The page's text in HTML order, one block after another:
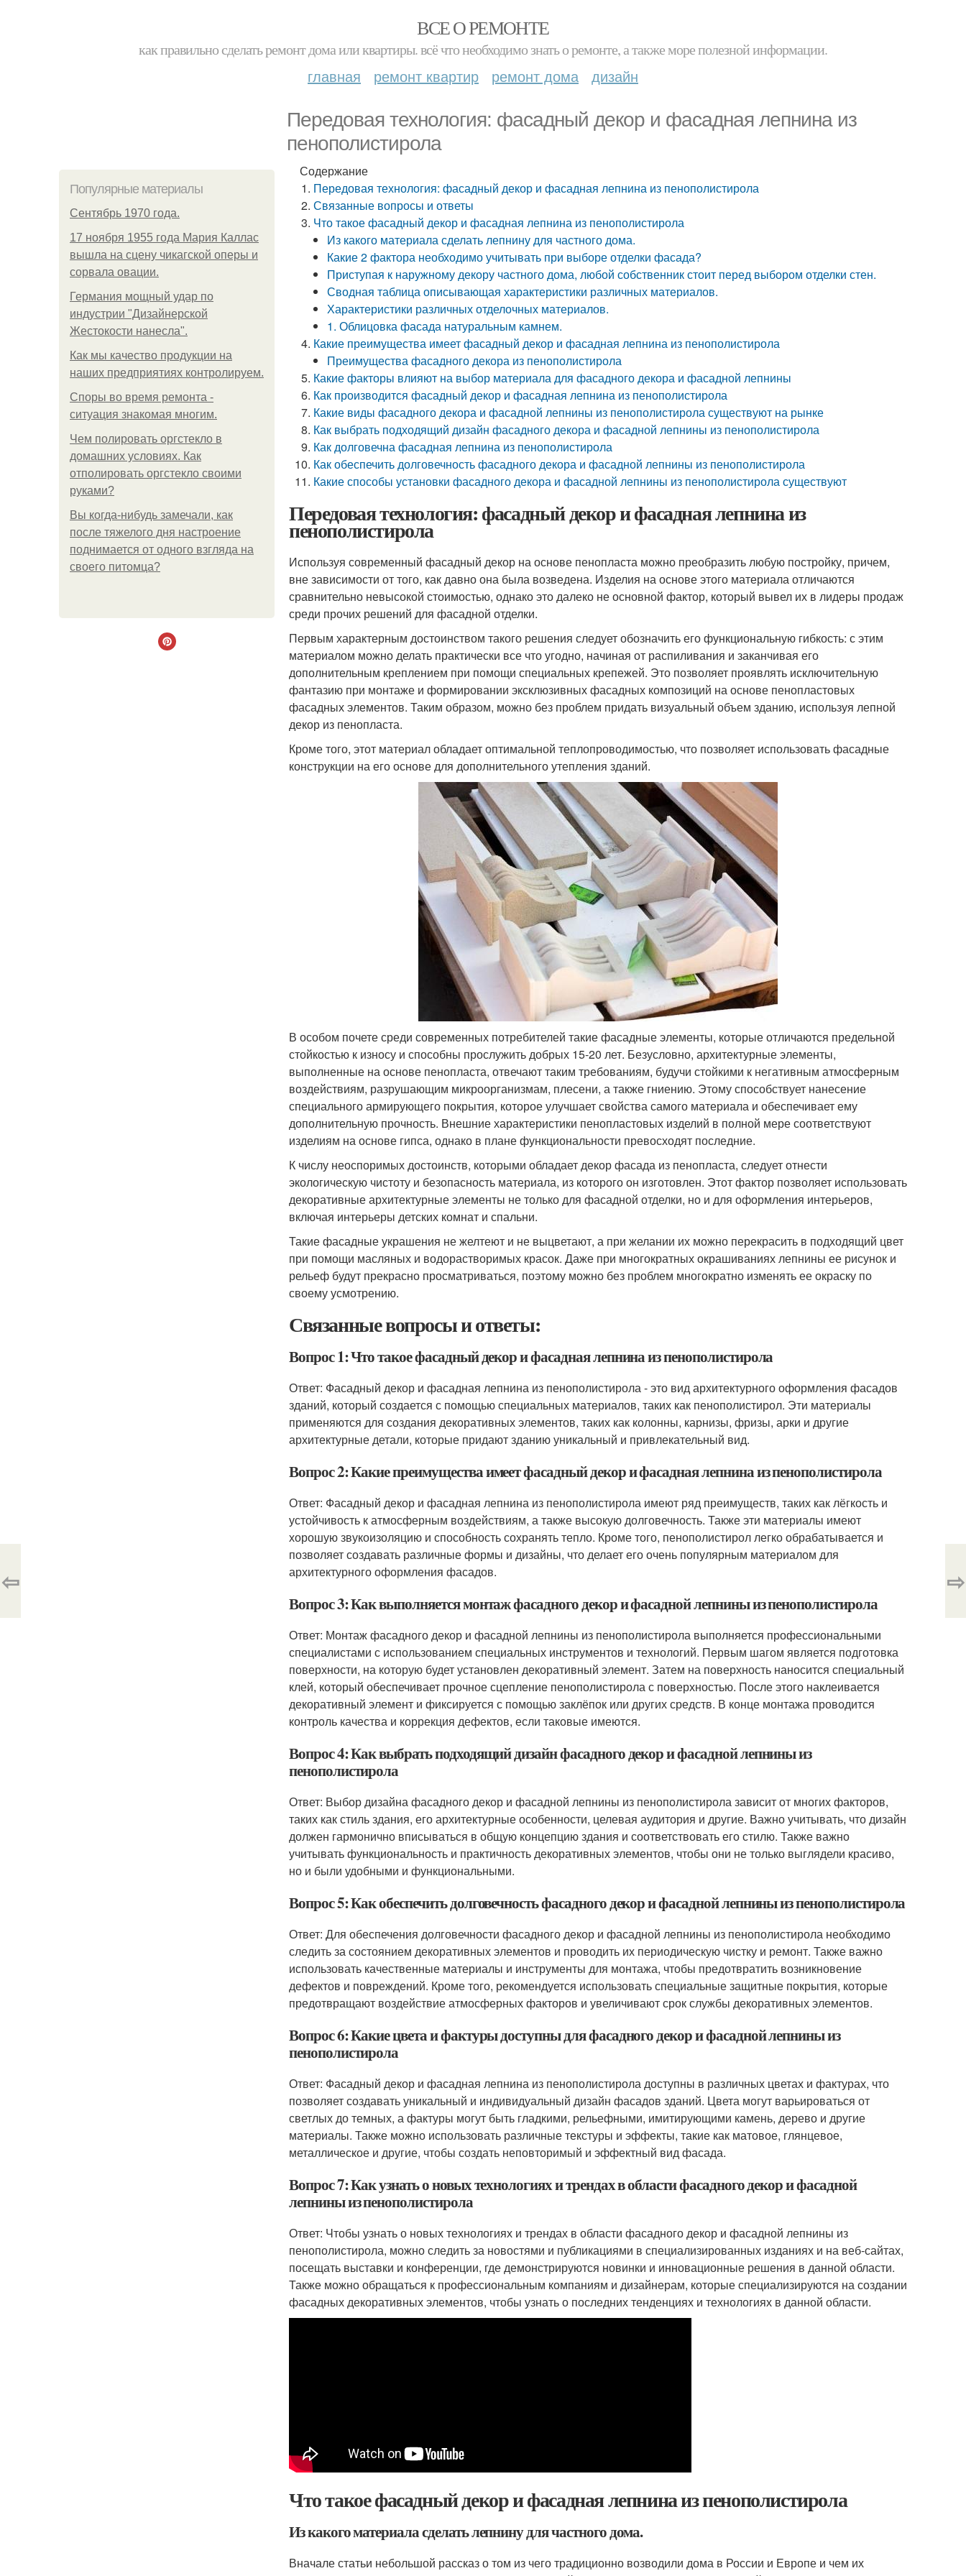
ВСЕ О РЕМОНТЕ
как правильно сделать ремонт дома или квартиры. всё что необходимо знать о ремонте, а также море полезной информации.
главная ремонт квартир ремонт дома дизайн
Передовая технология: фасадный декор и фасадная лепнина из
пенополистирола
Популярные материалы
Сентябрь 1970 года.
17 ноября 1955 года Мария Каллас
вышла на сцену чикагской оперы и
сорвала овации.
Германия мощный удар по
индустрии "Дизайнерской
Жестокости нанесла".
Как мы качество продукции на
наших предприятиях контролируем.
Споры во время ремонта -
ситуация знакомая многим.
Чем полировать оргстекло в
домашних условиях. Как
отполировать оргстекло своими
руками?
Вы когда-нибудь замечали, как
после тяжелого дня настроение
поднимается от одного взгляда на
своего питомца?
Содержание
Передовая технология: фасадный декор и фасадная лепнина из пенополистирола
Связанные вопросы и ответы
Что такое фасадный декор и фасадная лепнина из пенополистирола
Из какого материала сделать лепнину для частного дома.
Какие 2 фактора необходимо учитывать при выборе отделки фасада?
Приступая к наружному декору частного дома, любой собственник стоит перед выбором отделки стен.
Сводная таблица описывающая характеристики различных материалов.
Характеристики различных отделочных материалов.
1. Облицовка фасада натуральным камнем.
Какие преимущества имеет фасадный декор и фасадная лепнина из пенополистирола
Преимущества фасадного декора из пенополистирола
Какие факторы влияют на выбор материала для фасадного декора и фасадной лепнины
Как производится фасадный декор и фасадная лепнина из пенополистирола
Какие виды фасадного декора и фасадной лепнины из пенополистирола существуют на рынке
Как выбрать подходящий дизайн фасадного декора и фасадной лепнины из пенополистирола
Как долговечна фасадная лепнина из пенополистирола
Как обеспечить долговечность фасадного декора и фасадной лепнины из пенополистирола
Какие способы установки фасадного декора и фасадной лепнины из пенополистирола существуют
Передовая технология: фасадный декор и фасадная лепнина из
пенополистирола
Используя современный фасадный декор на основе пенопласта можно преобразить любую постройку, причем,
вне зависимости от того, как давно она была возведена. Изделия на основе этого материала отличаются
сравнительно невысокой стоимостью, однако это далеко не основной фактор, который вывел их в лидеры продаж
среди прочих решений для фасадной отделки.
Первым характерным достоинством такого решения следует обозначить его функциональную гибкость: с этим
материалом можно делать практически все что угодно, начиная от распиливания и заканчивая его
дополнительным креплением при помощи специальных крепежей. Это позволяет проявлять исключительную
фантазию при монтаже и формировании эксклюзивных фасадных композиций на основе пенопластовых
фасадных элементов. Таким образом, можно без проблем придать визуальный объем зданию, используя лепной
декор из пенопласта.
Кроме того, этот материал обладает оптимальной теплопроводимостью, что позволяет использовать фасадные
конструкции на его основе для дополнительного утепления зданий.
В особом почете среди современных потребителей такие фасадные элементы, которые отличаются предельной
стойкостью к износу и способны прослужить добрых 15-20 лет. Безусловно, архитектурные элементы,
выполненные на основе пенопласта, отвечают таким требованиям, будучи стойкими к негативным атмосферным
воздействиям, разрушающим микроорганизмам, плесени, а также гниению. Этому способствует нанесение
специального армирующего покрытия, которое улучшает свойства самого материала и обеспечивает ему
дополнительную прочность. Внешние характеристики пенопластовых изделий в полной мере соответствуют
изделиям на основе гипса, однако в плане функциональности превосходят последние.
К числу неоспоримых достоинств, которыми обладает декор фасада из пенопласта, следует отнести
экологическую чистоту и безопасность материала, из которого он изготовлен. Этот фактор позволяет использовать
декоративные архитектурные элементы не только для фасадной отделки, но и для оформления интерьеров,
включая интерьеры детских комнат и спальни.
Такие фасадные украшения не желтеют и не выцветают, а при желании их можно перекрасить в подходящий цвет
при помощи масляных и водорастворимых красок. Даже при многократных окрашиваниях лепнины ее рисунок и
рельеф будут прекрасно просматриваться, поэтому можно без проблем многократно изменять ее окраску по
своему усмотрению.
Связанные вопросы и ответы:
Вопрос 1: Что такое фасадный декор и фасадная лепнина из пенополистирола
Ответ: Фасадный декор и фасадная лепнина из пенополистирола - это вид архитектурного оформления фасадов
зданий, который создается с помощью специальных материалов, таких как пенополистирол. Эти материалы
применяются для создания декоративных элементов, таких как колонны, карнизы, фризы, арки и другие
архитектурные детали, которые придают зданию уникальный и привлекательный вид.
Вопрос 2: Какие преимущества имеет фасадный декор и фасадная лепнина из пенополистирола
Ответ: Фасадный декор и фасадная лепнина из пенополистирола имеют ряд преимуществ, таких как лёгкость и
устойчивость к атмосферным воздействиям, а также высокую долговечность. Также эти материалы имеют
хорошую звукоизоляцию и способность сохранять тепло. Кроме того, пенополистирол легко обрабатывается и
позволяет создавать различные формы и дизайны, что делает его очень популярным материалом для
архитектурного оформления фасадов.
Вопрос 3: Как выполняется монтаж фасадного декор и фасадной лепнины из пенополистирола
Ответ: Монтаж фасадного декор и фасадной лепнины из пенополистирола выполняется профессиональными
специалистами с использованием специальных инструментов и технологий. Первым шагом является подготовка
поверхности, на которую будет установлен декоративный элемент. Затем на поверхность наносится специальный
клей, который обеспечивает прочное сцепление пенополистирола с поверхностью. После этого наклеивается
декоративный элемент и фиксируется с помощью заклёпок или других средств. В конце монтажа проводится
контроль качества и коррекция дефектов, если таковые имеются.
Вопрос 4: Как выбрать подходящий дизайн фасадного декор и фасадной лепнины из
пенополистирола
Ответ: Выбор дизайна фасадного декор и фасадной лепнины из пенополистирола зависит от многих факторов,
таких как стиль здания, его архитектурные особенности, целевая аудитория и другие. Важно учитывать, что дизайн
должен гармонично вписываться в общую концепцию здания и соответствовать его стилю. Также важно
учитывать функциональность и практичность декоративных элементов, чтобы они не только выглядели красиво,
но и были удобными и функциональными.
Вопрос 5: Как обеспечить долговечность фасадного декор и фасадной лепнины из пенополистирола
Ответ: Для обеспечения долговечности фасадного декор и фасадной лепнины из пенополистирола необходимо
следить за состоянием декоративных элементов и проводить их периодическую чистку и ремонт. Также важно
использовать качественные материалы и инструменты для монтажа, чтобы предотвратить возникновение
дефектов и повреждений. Кроме того, рекомендуется использовать специальные защитные покрытия, которые
предотвращают воздействие атмосферных факторов и увеличивают срок службы декоративных элементов.
Вопрос 6: Какие цвета и фактуры доступны для фасадного декор и фасадной лепнины из
пенополистирола
Ответ: Фасадный декор и фасадная лепнина из пенополистирола доступны в различных цветах и фактурах, что
позволяет создавать уникальный и индивидуальный дизайн фасадов зданий. Цвета могут варьироваться от
светлых до темных, а фактуры могут быть гладкими, рельефными, имитирующими камень, дерево и другие
материалы. Также можно использовать различные текстуры и эффекты, такие как матовое, глянцевое,
металлическое и другие, чтобы создать неповторимый и эффектный вид фасада.
Вопрос 7: Как узнать о новых технологиях и трендах в области фасадного декор и фасадной
лепнины из пенополистирола
Ответ: Чтобы узнать о новых технологиях и трендах в области фасадного декор и фасадной лепнины из
пенополистирола, можно следить за новостями и публикациями в специализированных изданиях и на веб-сайтах,
посещать выставки и конференции, где демонстрируются новинки и инновационные решения в данной области.
Также можно обращаться к профессиональным компаниям и дизайнерам, которые специализируются на создании
фасадных декоративных элементов, чтобы узнать о последних тенденциях и технологиях в данной области.
Что такое фасадный декор и фасадная лепнина из пенополистирола
Из какого материала сделать лепнину для частного дома.
Вначале статьи небольшой рассказ о том из чего традиционно возводили дома в России и Европе и чем их
⇦ ⇨